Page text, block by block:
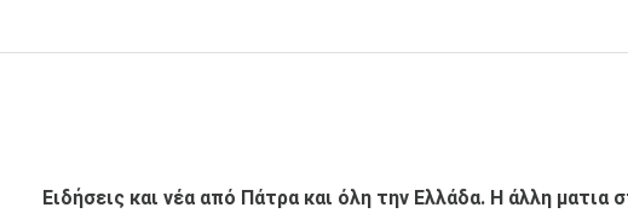
Ειδήσεις και νέα από Πάτρα και όλη την Ελλάδα. Η άλλη ματια